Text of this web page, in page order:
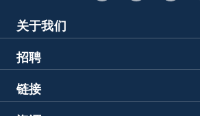
关于我们
招聘
链接